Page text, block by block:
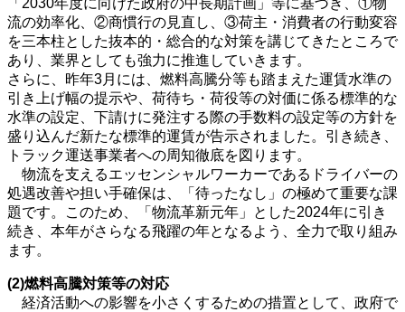
「2030年度に向けた政府の中長期計画」等に基づき、①物
流の効率化、②商慣行の見直し、③荷主・消費者の行動変容
を三本柱とした抜本的・総合的な対策を講じてきたところで
あり、業界としても強力に推進していきます。
さらに、昨年3月には、燃料高騰分等も踏まえた運賃水準の
引き上げ幅の提示や、荷待ち・荷役等の対価に係る標準的な
水準の設定、下請けに発注する際の手数料の設定等の方針を
盛り込んだ新たな標準的運賃が告示されました。引き続き、
トラック運送事業者への周知徹底を図ります。
物流を支えるエッセンシャルワーカーであるドライバーの
処遇改善や担い手確保は、「待ったなし」の極めて重要な課
題です。このため、「物流革新元年」とした2024年に引き
続き、本年がさらなる飛躍の年となるよう、全力で取り組み
ます。
(2)燃料高騰対策等の対応
経済活動への影響を小さくするための措置として、政府で